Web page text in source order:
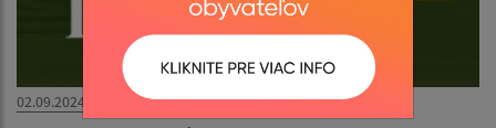
02.09.2024